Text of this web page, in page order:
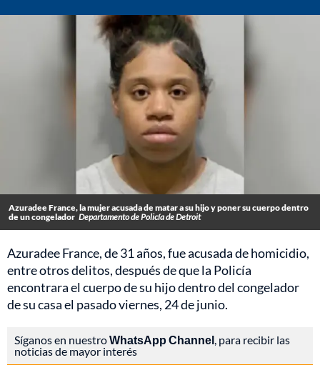
Azuradee France, la mujer acusada de matar a su hijo y poner su cuerpo dentro
de un congelador Departamento de Policía de Detroit
Azuradee France, de 31 años, fue acusada de homicidio,
entre otros delitos, después de que la Policía
encontrara el cuerpo de su hijo dentro del congelador
de su casa el pasado viernes, 24 de junio.
Síganos en nuestroWhatsApp Channel, para recibir las
noticias de mayor interés